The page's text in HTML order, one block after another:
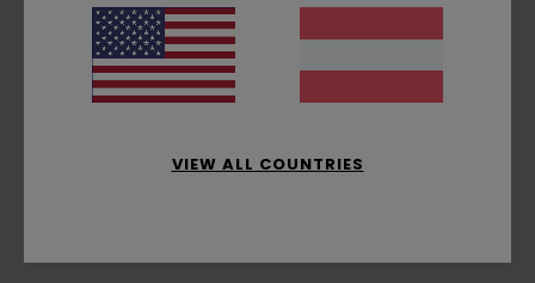
Bündchen mit Knöpfen
Element Weblabel
Zusammensetzung[Hauptstoff] 80 % Bio-
VIEW ALL COUNTRIES